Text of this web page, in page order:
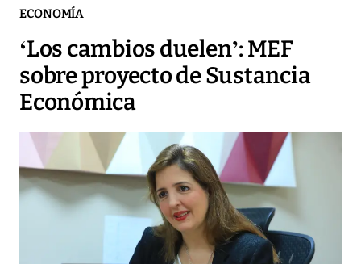
ECONOMÍA
‘Los cambios duelen’: MEF
sobre proyecto de Sustancia
Económica